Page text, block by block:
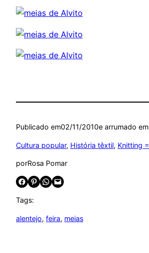
Publicado em02/11/2010e arrumado em
Cultura popular, História têxtil, Knitting
porRosa Pomar
Share on Facebook Share on Pinterest Share on WhatsApp Email this Page
Tags:
alentejo, feira, meias